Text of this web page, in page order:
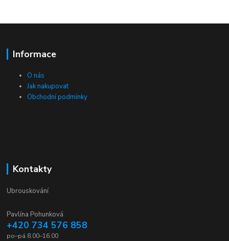
Informace
O nás
Jak nakupovat
Obchodní podmínky
Kontakty
Ubrouskování
Pavlína Pohunková
+420 734 576 858
po–pá 8.00–16.00